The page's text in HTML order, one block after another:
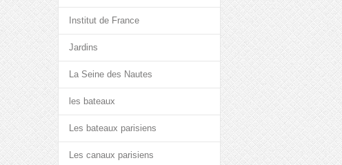
Institut de France
Jardins
La Seine des Nautes
les bateaux
Les bateaux parisiens
Les canaux parisiens